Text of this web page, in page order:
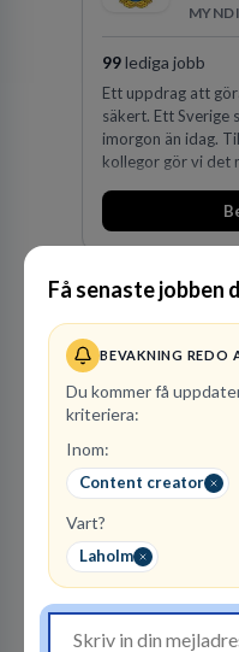
Få senaste jobben
BEVAKNING REDO
Du kommer få
kriteriera:
Inom:
Content creator
Vart?
Laholm
99lediga jobb
Ett uppdrag att
säkert. Ett Sverige
imorgon än idag.
kollegor gör vi det
2lediga jobb
Vår kombination
affärsjuridik gör
affärsjuridisk